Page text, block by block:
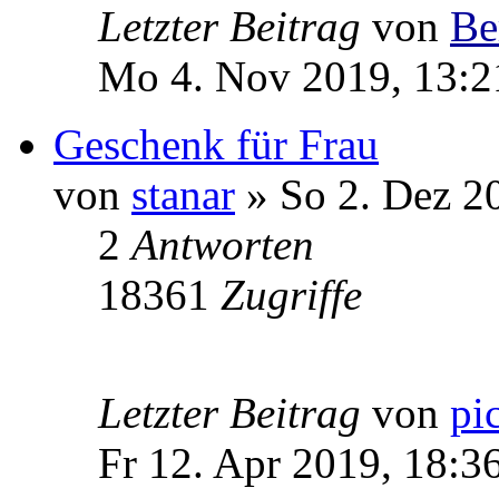
Letzter Beitrag von
Mo 4. Nov 2019,
Geschenk für Frau
von stanar » So 2. Dez
2Antworten
18361 Zugriffe
Letzter Beitrag von
Fr 12. Apr 2019,